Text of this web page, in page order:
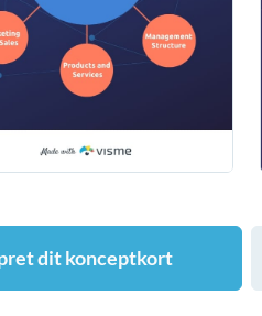
dit konceptkort